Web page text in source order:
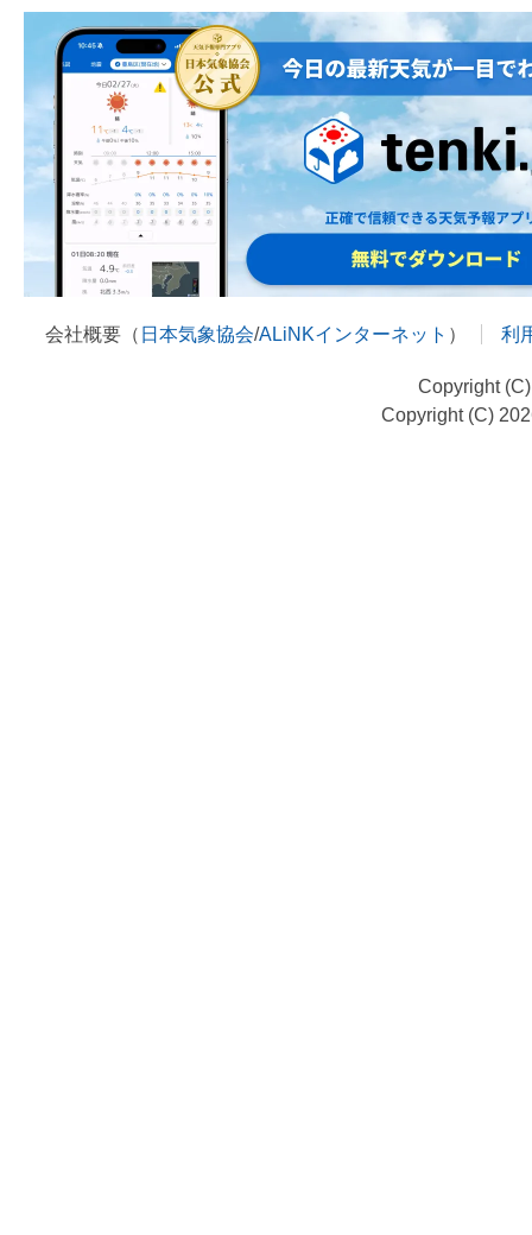
会社概要（ 日本気象協会/ALiNKインターネット ） 利
Copyright
Copyright (C)